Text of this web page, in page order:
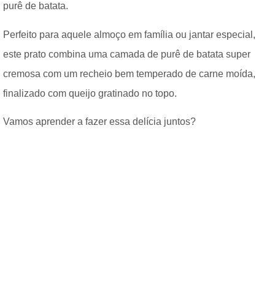
purê de batata.
Perfeito para aquele almoço em família ou jantar especial,
este prato combina uma camada de purê de batata super
cremosa com um recheio bem temperado de carne moída,
finalizado com queijo gratinado no topo.
Vamos aprender a fazer essa delícia juntos?